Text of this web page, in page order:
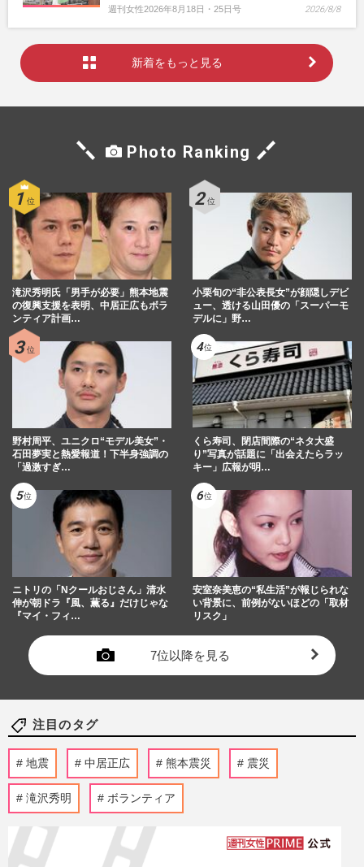
週刊女性2026年8月18日・25日号 2026/8/8
新着をもっと見る
Photo Ranking
滝沢秀明氏「男手が必要」熊本地震
の復興支援を表明、中居正広もボラ
ンティア計画…
小栗旬の“非公表長女”が顔隠しデビ
ュー、透ける山田優の「スーパーモ
デルに」野…
野村周平、ユニクロ“モデル美女”・
石田夢実と熱愛報道！下半身強調の
「過激すぎ…
くら寿司、閉店間際の“ネタ大盛
り”写真が話題に「出会えたらラッ
キー」広報が明…
ニトリの「Nクールおじさん」清水
伸が朝ドラ『風、薫る』だけじゃな
『マイ・フィ…
安室奈美恵の“私生活”が報じられな
い背景に、前例がないほどの「取材
リスク」
7位以降を見る
注目のタグ
地震 中居正広 熊本震災 震災
滝沢秀明 ボランティア